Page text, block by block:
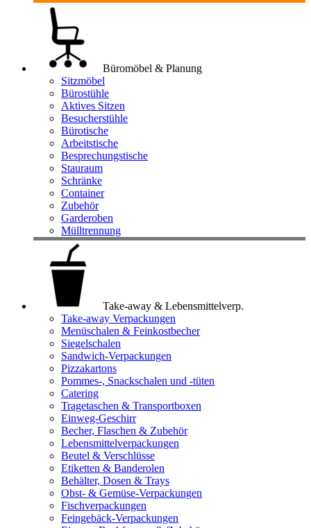
Büromöbel & Planung
Sitzmöbel
Bürostühle
Aktives Sitzen
Besucherstühle
Bürotische
Arbeitstische
Besprechungstische
Stauraum
Schränke
Container
Zubehör
Garderoben
Mülltrennung
Take-away & Lebensmittelverp.
Take-away Verpackungen
Menüschalen & Feinkostbecher
Siegelschalen
Sandwich-Verpackungen
Pizzakartons
Pommes-, Snackschalen und -tüten
Catering
Tragetaschen & Transportboxen
Einweg-Geschirr
Becher, Flaschen & Zubehör
Lebensmittelverpackungen
Beutel & Verschlüsse
Etiketten & Banderolen
Behälter, Dosen & Trays
Obst- & Gemüse-Verpackungen
Fischverpackungen
Feingebäck-Verpackungen